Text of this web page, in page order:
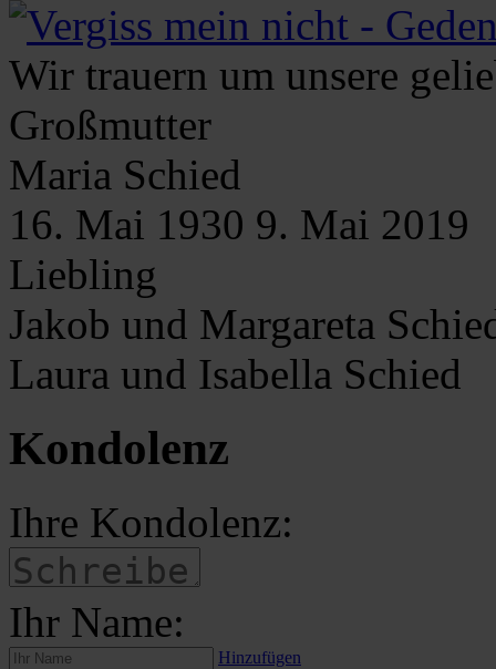
Wir trauern um unsere
Großmutter
Maria Schied
16. Mai 1930 9. Mai 2019
Liebling
Jakob und Margareta
Laura und Isabella Schied
Kondolenz
Ihre Kondolenz:
Ihr Name:
Hinzufügen